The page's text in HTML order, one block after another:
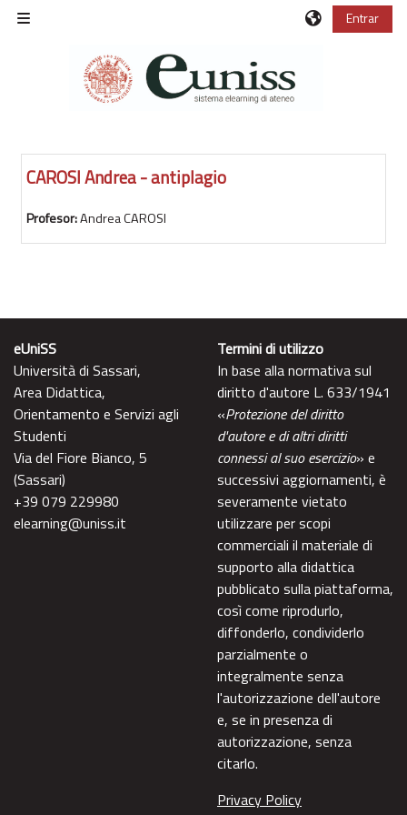
Salta al contenido principal
Entrar
CAROSI Andrea - antiplagio
Profesor:Andrea CAROSI
eUniSS
Università di Sassari,
Area Didattica,
Orientamento e Servizi agli
Studenti
Via del Fiore Bianco, 5
(Sassari)
+39 079 229980
elearning@uniss.it
Termini di utilizzo
In base alla normativa sul
diritto d'autore L. 633/1941
«Protezione del diritto
d'autore e di altri diritti
connessi al suo esercizio» e
successivi aggiornamenti, è
severamente vietato
utilizzare per scopi
commerciali il materiale di
supporto alla didattica
pubblicato sulla piattaforma,
così come riprodurlo,
diffonderlo, condividerlo
parzialmente o
integralmente senza
l'autorizzazione dell'autore
e, se in presenza di
autorizzazione, senza
citarlo.
Privacy Policy